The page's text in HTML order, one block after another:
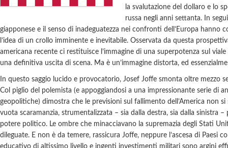
la svalutazione del dollaro e lo
russa negli anni settanta. In
giapponese e il senso di inadeguatezza nei confronti dell’Europa hanno
l’idea di un crollo imminente e inevitabile. Osservata da questa
americana recente ci restituisce l’immagine di una superpotenza sul
una definitiva uscita di scena. Ma è un’immagine distorta, ed
In questo saggio lucido e provocatorio, Josef Joffe smonta oltre mezzo
Col piglio del polemista (e appoggiandosi a una impressionante serie di
geopolitiche) dimostra che le previsioni sul fallimento dell’America non
vuota scaramanzia, strumentalizzata – sia dalla destra, sia dalla sinistra –
potere politico. Le ombre che minacciavano la supremazia degli Stati
dileguate. E non è da temere, rassicura Joffe, neppure l’ascesa di Paesi
educativo di altissimo livello e ingenti investimenti militari sono argini